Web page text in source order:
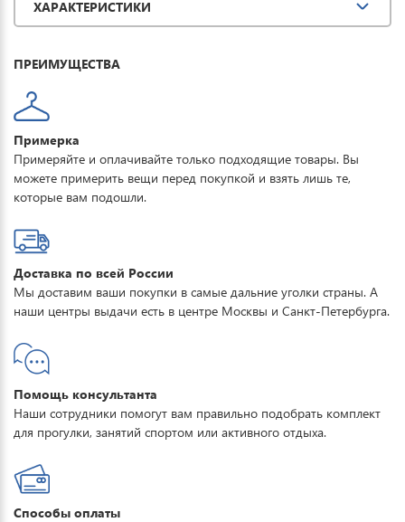
ХАРАКТЕРИСТИКИ
ПРЕИМУЩЕСТВА
Примерка
Примеряйте и оплачивайте только подходящие товары. Вы
можете примерить вещи перед покупкой и взять лишь те,
которые вам подошли.
Доставка по всей России
Мы доставим ваши покупки в самые дальние уголки страны. А
наши центры выдачи есть в центре Москвы и Санкт-Петербурга.
Помощь консультанта
Наши сотрудники помогут вам правильно подобрать комплект
для прогулки, занятий спортом или активного отдыха.
Способы оплаты